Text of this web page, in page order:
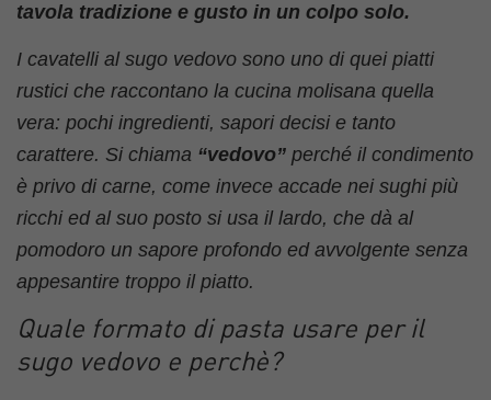
tavola tradizione e gusto in un colpo solo.
I cavatelli al sugo vedovo sono uno di quei piatti
rustici che raccontano la cucina molisana quella
vera: pochi ingredienti, sapori decisi e tanto
carattere. Si chiama “vedovo” perché il condimento
è privo di carne, come invece accade nei sughi più
ricchi ed al suo posto si usa il lardo, che dà al
pomodoro un sapore profondo ed avvolgente senza
appesantire troppo il piatto.
Quale formato di pasta usare per il
sugo vedovo e perchè?